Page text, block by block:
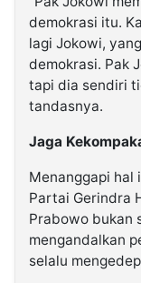
demokrasi itu.
lagi Jokowi,
demokrasi. Pak
tapi dia sendiri
tandasnya.
Jaga
Menanggapi hal
Partai Gerindra
Prabowo bukan
mengandalkan
selalu